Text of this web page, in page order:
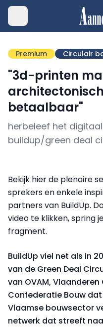
Premium Circulair
"3d-printen
betaalbaar"
herbeleef het
buildup/green deal
Bekijk hier de plenaire
sprekers en enkele
partners van BuildUp.
video te klikken, spring
fragment.
BuildUp viel net als in
van de Green Deal
van OVAM,
Confederatie Bouw
Vlaamse bouwsector
netwerk dat streeft